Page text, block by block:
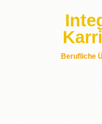
Berufliche